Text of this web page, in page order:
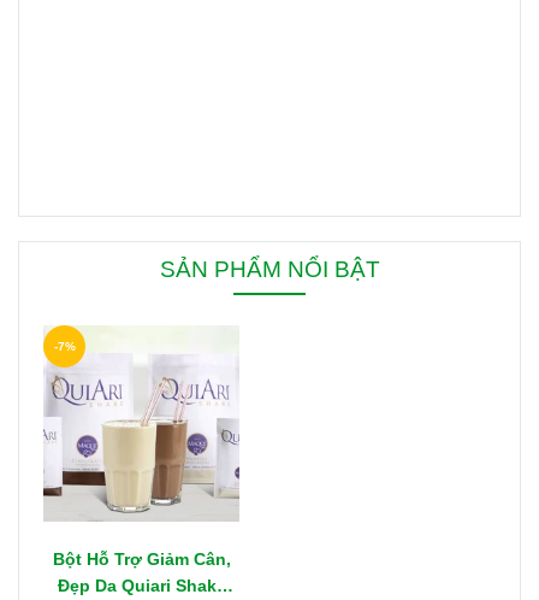
SẢN PHẨM NỔI BẬT
Bột Hỗ Trợ Giảm Cân,
Đẹp Da Quiari Shake
-7%